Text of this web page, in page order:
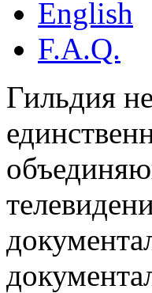
English
F.A.Q.
Гильдия